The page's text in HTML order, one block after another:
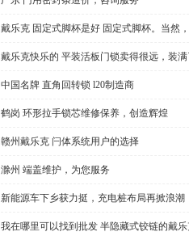
戴乐克 固定式脚杯是好 固定式脚杯。当然
戴乐克快乐的 平装活板门锁卖得很远，装
中国名牌 直角回转锁 l20制造商
鹤岗 环形拉手锁芯维修保养，创造辉煌
赣州戴乐克 闩体系统用户的选择
滁州 端盖维护，为您服务
新能源车下乡获力挺，充电桩布局再掀浪潮
我在哪里可以找到批发 半隐藏式铰链的戴